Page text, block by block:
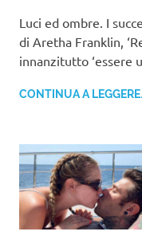
Luci ed ombre. I
di Aretha Franklin,
innanzitutto ‘essere
CONTINUA A